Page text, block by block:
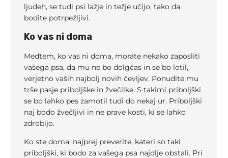
ljudeh, se tudi psi lažje in težje učijo, tako da
bodite potrpežljivi.
Ko vas ni doma
Medtem, ko vas ni doma, morate nekako zaposliti
vašega psa, da mu ne bo dolgčas in se bo lotil,
verjetno vaših najbolj novih čevljev. Ponudite mu
trše pasje priboljške in žvečilke. S takimi priboljški
se bo lahko pes zamotil tudi do nekaj ur. Priboljški
naj bodo žvečljivi in ne prave kosti, ki se lahko
zdrobijo.
Ko ste doma, najprej preverite, kateri so taki
priboljški, ki bodo za vašega psa najdlje obstali. Pri